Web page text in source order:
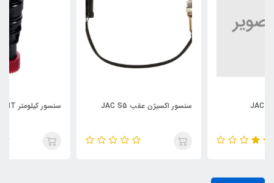
سنسور اکسیژن عقب JAC S5 سنسور کیلومتر JAC J5-MT